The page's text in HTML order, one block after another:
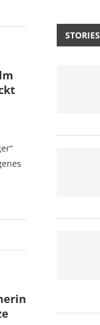
STORIES